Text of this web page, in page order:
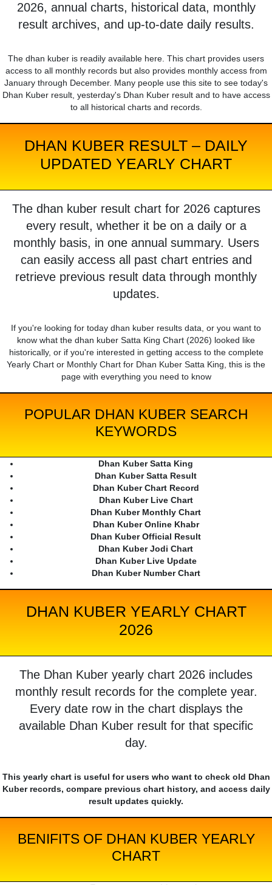
2026, annual charts, historical data, monthly
result archives, and up-to-date daily results.
The dhan kuber is readily available here. This chart provides users
access to all monthly records but also provides monthly access from
January through December. Many people use this site to see today's
Dhan Kuber result, yesterday's Dhan Kuber result and to have access
to all historical charts and records.
DHAN KUBER RESULT – DAILY
UPDATED YEARLY CHART
The dhan kuber result chart for 2026 captures
every result, whether it be on a daily or a
monthly basis, in one annual summary. Users
can easily access all past chart entries and
retrieve previous result data through monthly
updates.
If you're looking for today dhan kuber results data, or you want to
know what the dhan kuber Satta King Chart (2026) looked like
historically, or if you're interested in getting access to the complete
Yearly Chart or Monthly Chart for Dhan Kuber Satta King, this is the
page with everything you need to know
POPULAR DHAN KUBER SEARCH
KEYWORDS
Dhan Kuber Satta King
Dhan Kuber Satta Result
Dhan Kuber Chart Record
Dhan Kuber Live Chart
Dhan Kuber Monthly Chart
Dhan Kuber Online Khabr
Dhan Kuber Official Result
Dhan Kuber Jodi Chart
Dhan Kuber Live Update
Dhan Kuber Number Chart
DHAN KUBER YEARLY CHART
2026
The Dhan Kuber yearly chart 2026 includes
monthly result records for the complete year.
Every date row in the chart displays the
available Dhan Kuber result for that specific
day.
This yearly chart is useful for users who want to check old Dhan
Kuber records, compare previous chart history, and access daily
result updates quickly.
BENIFITS OF DHAN KUBER YEARLY
CHART